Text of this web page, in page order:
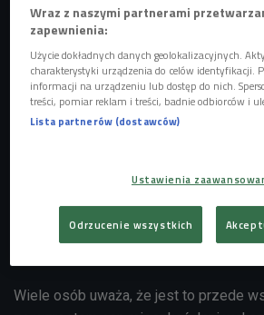
osób około 1,7 mln, co stanowi około
populacji ludzi w tym wieku.
POSŁUCHAJ
Kim są gniazdownicy,
Wiele osób uważa, że jest to przede
Wraz z naszymi partnerami
zapewnienia:
Użycie dokładnych danych geolokalizacyjnych.
charakterystyki urządzenia do celów identyfikacji.
informacji na urządzeniu lub dostęp do nich.
treści, pomiar reklam i treści, badnie odbiorców i
Lista partnerów (dostawców)
Ustawienia
Odrzucenie wszystkich